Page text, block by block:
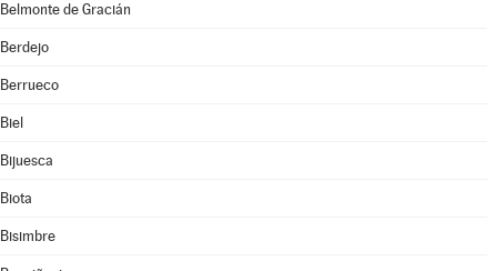
Belmonte de Gracián
Berdejo
Berrueco
Biel
Bijuesca
Biota
Bisimbre